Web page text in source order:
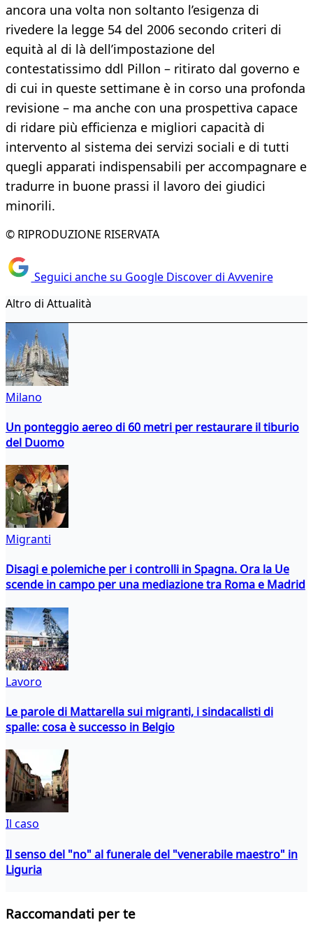
ancora una volta non soltanto l’esigenza di
rivedere la legge 54 del 2006 secondo criteri di
equità al di là dell’impostazione del
contestatissimo ddl Pillon – ritirato dal governo e
di cui in queste settimane è in corso una profonda
revisione – ma anche con una prospettiva capace
di ridare più efficienza e migliori capacità di
intervento al sistema dei servizi sociali e di tutti
quegli apparati indispensabili per accompagnare e
tradurre in buone prassi il lavoro dei giudici
minorili.
© RIPRODUZIONE RISERVATA
Seguici anche su Google Discover di Avvenire
Altro di Attualità
Milano
Un ponteggio aereo di 60 metri per restaurare il tiburio
del Duomo
Migranti
Disagi e polemiche per i controlli in Spagna. Ora la Ue
scende in campo per una mediazione tra Roma e Madrid
Lavoro
Le parole di Mattarella sui migranti, i sindacalisti di
spalle: cosa è successo in Belgio
Il caso
Il senso del "no" al funerale del "venerabile maestro" in
Liguria
Raccomandati per te